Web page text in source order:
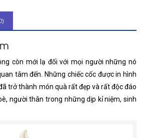
còn mới lạ đối với mọi người những nó
tâm đến. Những chiếc cốc được in hình
trở thành món quà rất đẹp và rất độc đáo
người thân trong những dịp kỉ niệm, sinh